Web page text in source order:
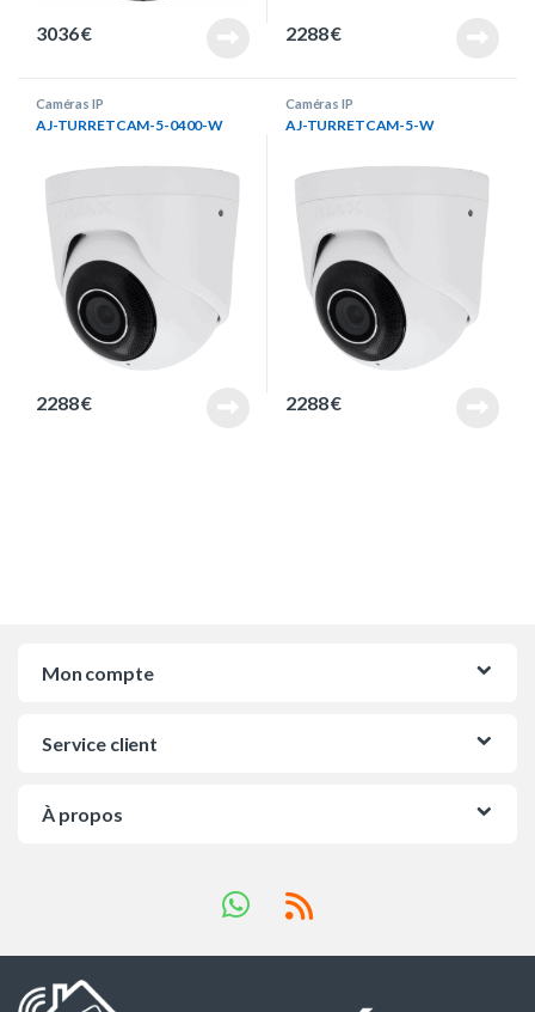
3036€ 2288€
Caméras IP
AJ-TURRETCAM-5-0400-W
2288€
Caméras IP
AJ-TURRETCAM-5-W
2288€
Mon compte
Service client
À propos